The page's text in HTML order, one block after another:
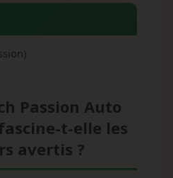
Passion Auto
t-elle les
avertis ?